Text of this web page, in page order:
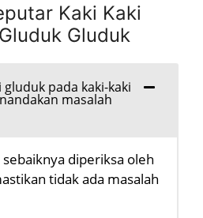
Kaki Kaki
Gluduk
pada kaki-kaki
masalah
diperiksa oleh
tidak ada masalah